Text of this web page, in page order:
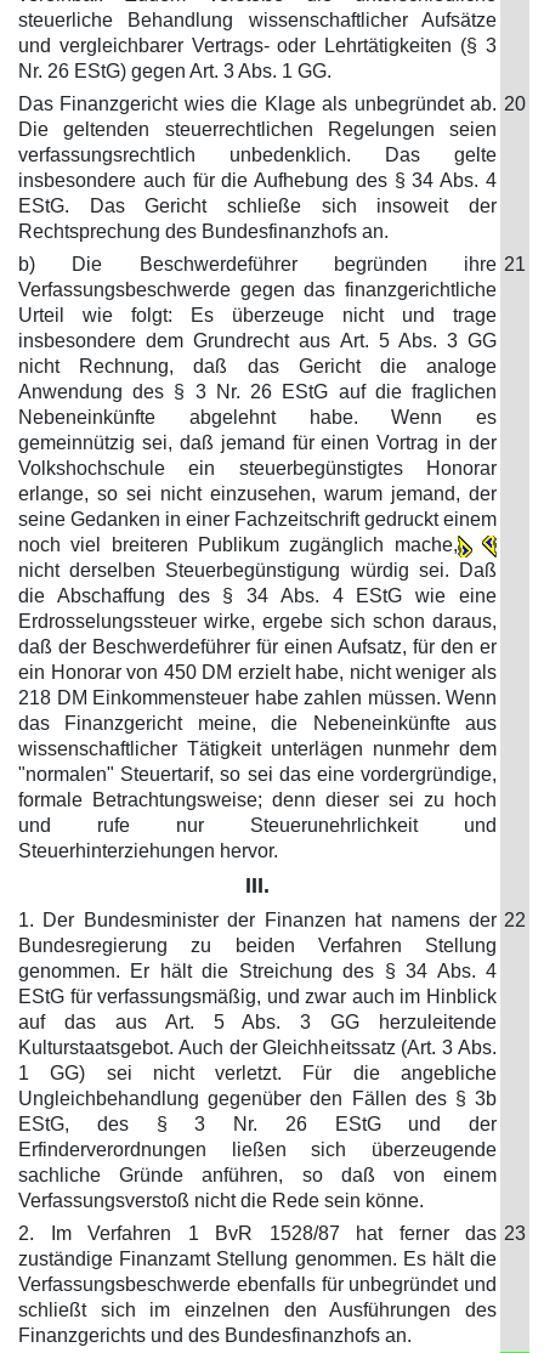
steuerliche Behandlung wissenschaftlicher Aufsätze
und vergleichbarer Vertrags- oder Lehrtätigkeiten (§ 3
Nr. 26 EStG) gegen Art. 3 Abs. 1 GG.
Das Finanzgericht wies die Klage als unbegründet ab.
Die geltenden steuerrechtlichen Regelungen seien
verfassungsrechtlich unbedenklich. Das gelte
insbesondere auch für die Aufhebung des § 34 Abs. 4
EStG. Das Gericht schließe sich insoweit der
Rechtsprechung des Bundesfinanzhofs an.
20
b) Die Beschwerdeführer begründen ihre
Verfassungsbeschwerde gegen das finanzgerichtliche
Urteil wie folgt: Es überzeuge nicht und trage
insbesondere dem Grundrecht aus Art. 5 Abs. 3 GG
nicht Rechnung, daß das Gericht die analoge
Anwendung des § 3 Nr. 26 EStG auf die fraglichen
Nebeneinkünfte abgelehnt habe. Wenn es
gemeinnützig sei, daß jemand für einen Vortrag in der
Volkshochschule ein steuerbegünstigtes Honorar
erlange, so sei nicht einzusehen, warum jemand, der
seine Gedanken in einer Fachzeitschrift gedruckt einem
noch viel breiteren Publikum zugänglich mache,
nicht derselben Steuerbegünstigung würdig sei. Daß
die Abschaffung des § 34 Abs. 4 EStG wie eine
Erdrosselungssteuer wirke, ergebe sich schon daraus,
daß der Beschwerdeführer für einen Aufsatz, für den er
ein Honorar von 450 DM erzielt habe, nicht weniger als
218 DM Einkommensteuer habe zahlen müssen. Wenn
das Finanzgericht meine, die Nebeneinkünfte aus
wissenschaftlicher Tätigkeit unterlägen nunmehr dem
"normalen" Steuertarif, so sei das eine vordergründige,
formale Betrachtungsweise; denn dieser sei zu hoch
und rufe nur Steuerunehrlichkeit und
Steuerhinterziehungen hervor.
21
III.
1. Der Bundesminister der Finanzen hat namens der
Bundesregierung zu beiden Verfahren Stellung
genommen. Er hält die Streichung des § 34 Abs. 4
EStG für verfassungsmäßig, und zwar auch im Hinblick
auf das aus Art. 5 Abs. 3 GG herzuleitende
Kulturstaatsgebot. Auch der Gleichheitssatz (Art. 3 Abs.
1 GG) sei nicht verletzt. Für die angebliche
Ungleichbehandlung gegenüber den Fällen des § 3b
EStG, des § 3 Nr. 26 EStG und der
Erfinderverordnungen ließen sich überzeugende
sachliche Gründe anführen, so daß von einem
Verfassungsverstoß nicht die Rede sein könne.
22
2. Im Verfahren 1 BvR 1528/87 hat ferner das
zuständige Finanzamt Stellung genommen. Es hält die
Verfassungsbeschwerde ebenfalls für unbegründet und
schließt sich im einzelnen den Ausführungen des
Finanzgerichts und des Bundesfinanzhofs an.
23